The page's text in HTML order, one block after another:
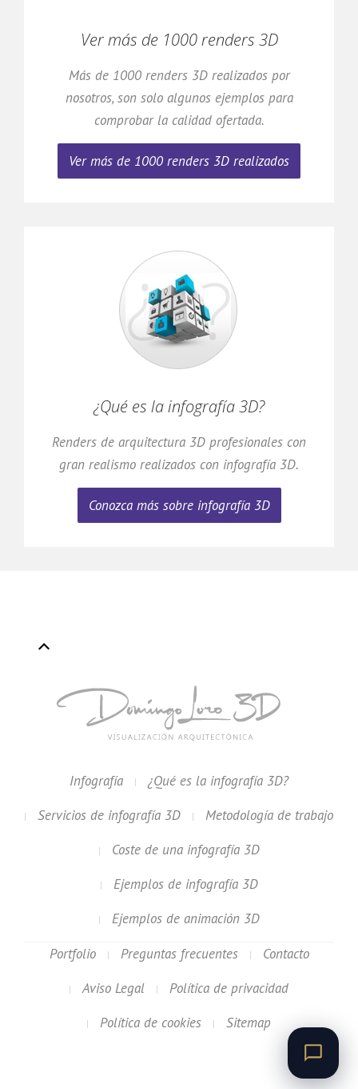
Ver más de 1000 renders 3D
Más de 1000 renders 3D realizados por
nosotros, son solo algunos ejemplos para
comprobar la calidad ofertada.
Ver más de 1000 renders 3D realizados
¿Qué es la infografía 3D?
Renders de arquitectura 3D profesionales con
gran realismo realizados con infografía 3D.
Conozca más sobre infografía 3D
Infografía
¿Qué es la infografía 3D?
Servicios de infografía 3D
Metodología de trabajo
Coste de una infografía 3D
Ejemplos de infografía 3D
Ejemplos de animación 3D
Portfolio
Preguntas frecuentes
Contacto
Aviso Legal
Política de privacidad
Política de cookies
Sitemap